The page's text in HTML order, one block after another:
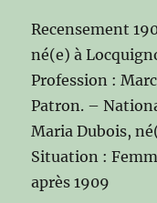
Recensement
né(e) à
Profession :
Patron. –
Maria Dubois,
Situation :
après 1909